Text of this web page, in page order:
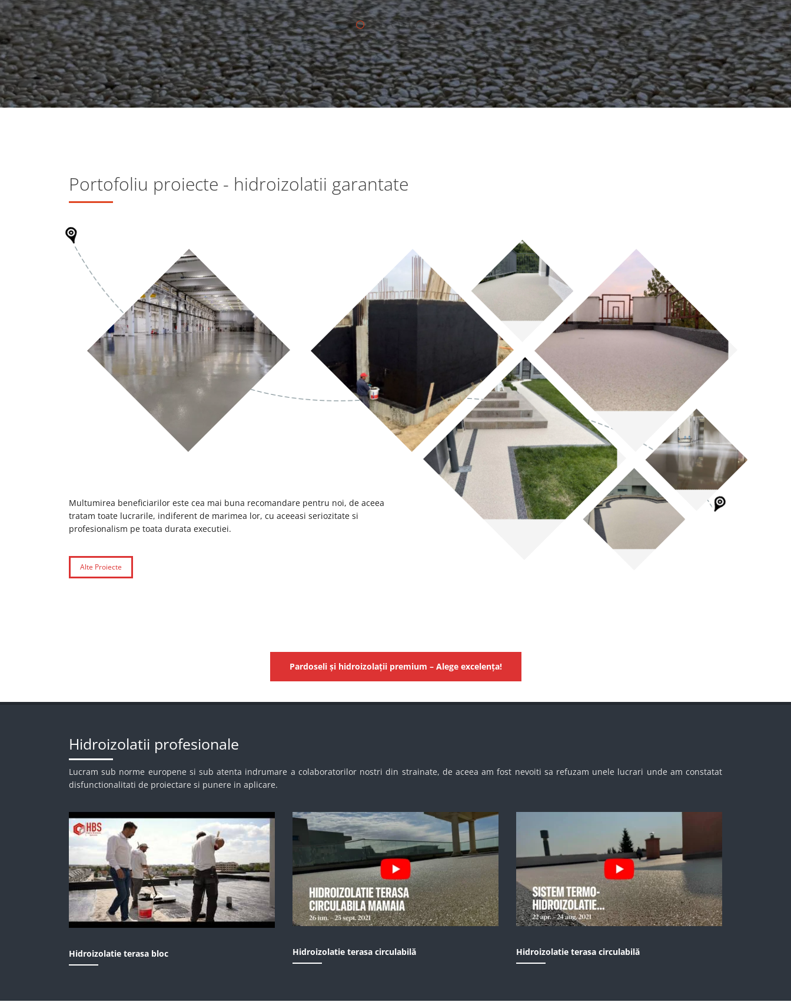
Portofoliu proiecte - hidroizolatii garantate
Multumirea beneficiarilor este cea mai buna recomandare pentru noi, de aceea
tratam toate lucrarile, indiferent de marimea lor, cu aceeasi seriozitate si
profesionalism pe toata durata executiei.
Alte Proiecte
Pardoseli și hidroizolații premium – Alege excelența!
Hidroizolatii profesionale
Lucram sub norme europene si sub atenta indrumare a colaboratorilor nostri din strainate, de aceea am fost nevoiti sa refuzam unele lucrari unde am constatat
disfunctionalitati de proiectare si punere in aplicare.
Hidroizolatie terasa bloc Hidroizolatie terasa circulabilă Hidroizolatie terasa circulabilă